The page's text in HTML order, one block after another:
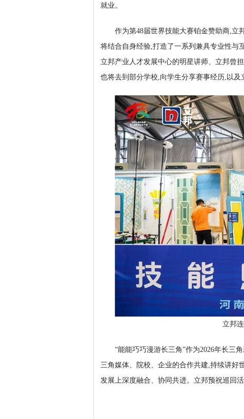
就业。
作为第48届世界技能大赛铂金赞助商,立
将结合自身经验,打造了一系列兼具专业性与
立邦产业人才发展中心的明星讲师、立邦曾
也将去到部分学校,向学生分享赛事经历,以及
立邦
“能能巧巧漫游长三角”作为2026年长三
三角媒体、院校、企业的合作共建,持续讲好
发展上深度融合、协同共进。立邦预祝巡回活